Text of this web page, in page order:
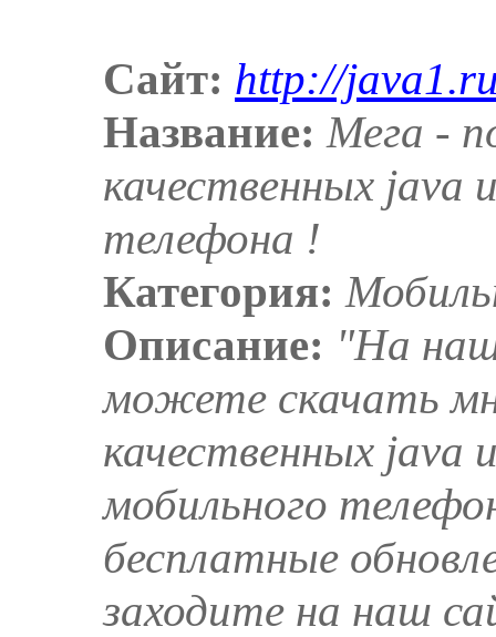
Сайт: http://
Название: Мега -
качественных java
телефона !
Категория:
Описание: "На
можете скачать
качественных java
мобильного
бесплатные
заходите на наш